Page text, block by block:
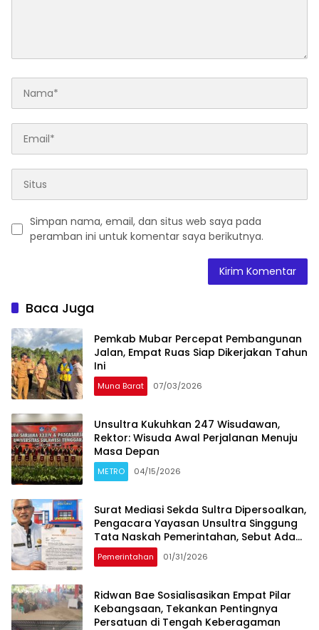
Simpan nama, email, dan situs web saya pada
peramban ini untuk komentar saya berikutnya.
Baca Juga
Pemkab Mubar Percepat Pembangunan
Jalan, Empat Ruas Siap Dikerjakan Tahun
Ini
Muna Barat 07/03/2026
‎Unsultra Kukuhkan 247 Wisudawan,
Rektor: Wisuda Awal Perjalanan Menuju
Masa Depan
METRO 04/15/2026
Surat Mediasi Sekda Sultra Dipersoalkan,
Pengacara Yayasan Unsultra Singgung
Tata Naskah Pemerintahan, Sebut Ada
Cawe-Cawe Pemprov
Pemerintahan 01/31/2026
‎Ridwan Bae Sosialisasikan Empat Pilar
Kebangsaan, Tekankan Pentingnya
Persatuan di Tengah Keberagaman